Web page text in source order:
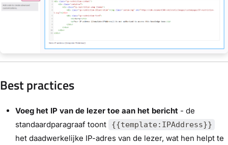
Best practices
Voeg het IP van de lezer toe aan het bericht - de
standaardparagraaf toont
{{template:IPAddress}}
het daadwerkelijke IP-adres van de lezer, wat hen helpt te